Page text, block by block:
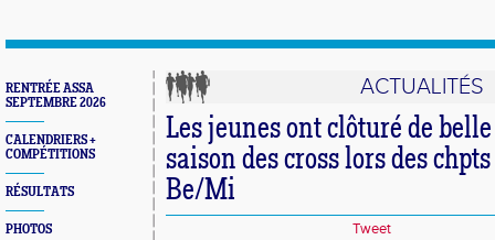
RENTRÉE ASSA
SEPTEMBRE 2026
CALENDRIERS +
COMPÉTITIONS
RÉSULTATS
PHOTOS
ACTUALITÉS
Les jeunes ont clôturé de
saison des cross lors des
Be/Mi
Tweet